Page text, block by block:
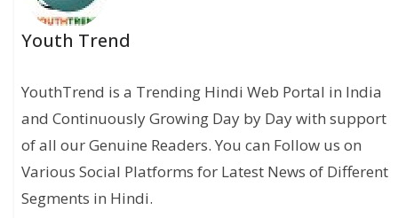
Youth Trend
YouthTrend is a Trending Hindi Web Portal in India
and Continuously Growing Day by Day with support
of all our Genuine Readers. You can Follow us on
Various Social Platforms for Latest News of Different
Segments in Hindi.